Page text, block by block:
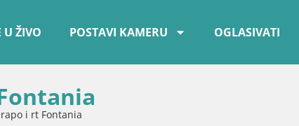
U ŽIVO POSTAVI KAMERU OGLASIVATI
i rt Fontania